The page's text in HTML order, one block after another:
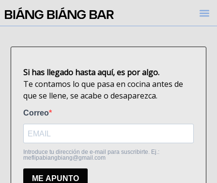
Si has llegado hasta aquí, es por algo.
Te contamos lo que pasa en cocina antes de
que se llene, se acabe o desaparezca.
Correo
Introduce tu dirección de e-mail para suscribirte. Ej.:
meflipabiangbiang@gmail.com
ME APUNTO